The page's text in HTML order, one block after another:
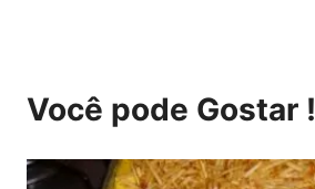
Você pode Gostar !